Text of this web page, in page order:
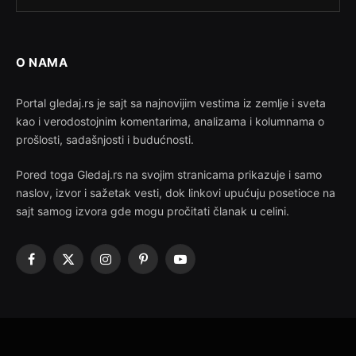
O NAMA
Portal gledaj.rs je sajt sa najnovijim vestima iz zemlje i sveta
kao i verodostojnim komentarima, analizama i kolumnama o
prošlosti, sadašnjosti i budućnosti.
Pored toga Gledaj.rs na svojim stranicama prikazuje i samo
naslov, izvor i sažetak vesti, dok linkovi upućuju posetioce na
sajt samog izvora gde mogu pročitati članak u celini.
Facebook
X
InstagramPinterestYouTube